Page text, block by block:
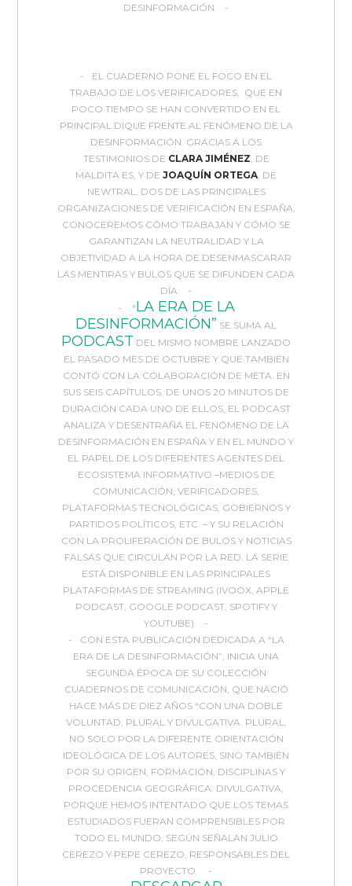
DESINFORMACIÓN.
EL CUADERNO PONE EL FOCO EN EL
TRABAJO DE LOS VERIFICADORES, QUE EN
POCO TIEMPO SE HAN CONVERTIDO EN EL
PRINCIPAL DIQUE FRENTE AL FENÓMENO DE LA
DESINFORMACIÓN. GRACIAS A LOS
TESTIMONIOS DE CLARA JIMÉNEZ, DE
MALDITA.ES, Y DE JOAQUÍN ORTEGA, DE
NEWTRAL, DOS DE LAS PRINCIPALES
ORGANIZACIONES DE VERIFICACIÓN EN ESPAÑA,
CONOCEREMOS CÓMO TRABAJAN Y CÓMO SE
GARANTIZAN LA NEUTRALIDAD Y LA
OBJETIVIDAD A LA HORA DE DESENMASCARAR
LAS MENTIRAS Y BULOS QUE SE DIFUNDEN CADA
DÍA.
“LA ERA DE LA
DESINFORMACIÓN” SE SUMA AL
PODCAST DEL MISMO NOMBRE LANZADO
EL PASADO MES DE OCTUBRE Y QUE TAMBIÉN
CONTÓ CON LA COLABORACIÓN DE META. EN
SUS SEIS CAPÍTULOS, DE UNOS 20 MINUTOS DE
DURACIÓN CADA UNO DE ELLOS, EL PODCAST
ANALIZA Y DESENTRAÑA EL FENÓMENO DE LA
DESINFORMACIÓN EN ESPAÑA Y EN EL MUNDO Y
EL PAPEL DE LOS DIFERENTES AGENTES DEL
ECOSISTEMA INFORMATIVO –MEDIOS DE
COMUNICACIÓN, VERIFICADORES,
PLATAFORMAS TECNOLÓGICAS, GOBIERNOS Y
PARTIDOS POLÍTICOS, ETC. – Y SU RELACIÓN
CON LA PROLIFERACIÓN DE BULOS Y NOTICIAS
FALSAS QUE CIRCULAN POR LA RED. LA SERIE
ESTÁ DISPONIBLE EN LAS PRINCIPALES
PLATAFORMAS DE STREAMING (IVOOX, APPLE
PODCAST, GOOGLE PODCAST, SPOTIFY Y
YOUTUBE).
CON ESTA PUBLICACIÓN DEDICADA A “LA
ERA DE LA DESINFORMACIÓN”, INICIA UNA
SEGUNDA ÉPOCA DE SU COLECCIÓN
CUADERNOS DE COMUNICACIÓN, QUE NACIÓ
HACE MÁS DE DIEZ AÑOS “CON UNA DOBLE
VOLUNTAD, PLURAL Y DIVULGATIVA. PLURAL,
NO SOLO POR LA DIFERENTE ORIENTACIÓN
IDEOLÓGICA DE LOS AUTORES, SINO TAMBIÉN
POR SU ORIGEN, FORMACIÓN, DISCIPLINAS Y
PROCEDENCIA GEOGRÁFICA. DIVULGATIVA,
PORQUE HEMOS INTENTADO QUE LOS TEMAS
ESTUDIADOS FUERAN COMPRENSIBLES POR
TODO EL MUNDO, SEGÚN SEÑALAN JULIO
CEREZO Y PEPE CEREZO, RESPONSABLES DEL
PROYECTO.